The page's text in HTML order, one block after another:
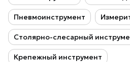
Пневмоинструмент
Столярно-слесарный
Крепежный инструмент